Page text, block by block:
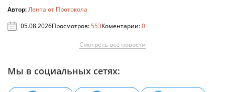
Автор:Лента от Протокола
05.08.2026Просмотров:553Коментарии:0
Смотреть все новости
Мы в социальных сетях: